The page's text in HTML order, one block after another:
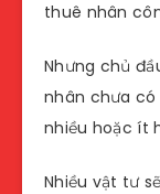
thuê nhân
Nhưng chủ
nhân chưa
nhiều hoặc ít
Nhiều vật tư